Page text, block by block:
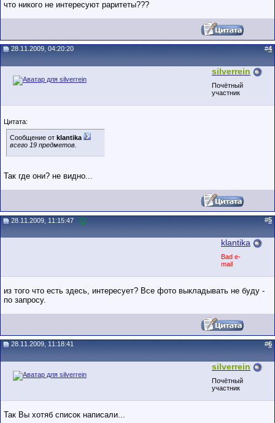
что никого не интересуют раритеты???
28.11.2009, 04:20:20 #4
silverrein
Почётный
участник
Цитата:
Сообщение от klantika
всего 19 предметов.
Так где они? не видно...
28.11.2009, 11:15:47 #5
klantika
Bad e-
mail
из того что есть здесь, интересует? Все фото выкладывать не буду -
по запросу.
28.11.2009, 11:18:41 #6
silverrein
Почётный
участник
Так Вы хотяб список написали...